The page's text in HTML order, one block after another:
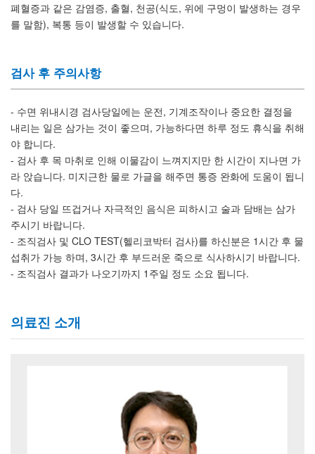
폐혈증과 같은 감염증, 출혈, 천공(식도, 위에 구멍이 발생하는 경우
를 말함), 복통 등이 발생할 수 있습니다.
검사 후 주의사항
- 수면 위내시경 검사당일에는 운전, 기계조작이나 중요한 결정을
내리는 일은 삼가는 것이 좋으며, 가능하다면 하루 정도 휴식을 취해
야 합니다.
- 검사 후 목 마취로 인해 이물감이 느껴지지만 한 시간이 지나면 가
라 앉습니다. 미지근한 물로 가글을 해주면 통증 완화에 도움이 됩니
다.
- 검사 당일 뜨겁거나 자극적인 음식은 피하시고 술과 담배는 삼가
주시기 바랍니다.
- 조직검사 및 CLO TEST(헬리코박터 검사)를 하신분은 1시간 후 물
섭취가 가능 하며, 3시간 후 부드러운 죽으로 식사하시기 바랍니다.
- 조직검사 결과가 나오기까지 1주일 정도 소요 됩니다.
의료진 소개